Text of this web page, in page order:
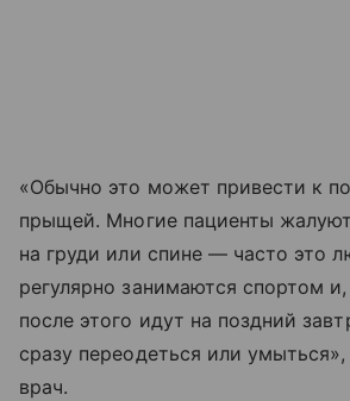
«Обычно это может привести к
прыщей. Многие пациенты
на груди или спине — часто это
регулярно занимаются спортом
после этого идут на поздний
сразу переодеться или
врач.